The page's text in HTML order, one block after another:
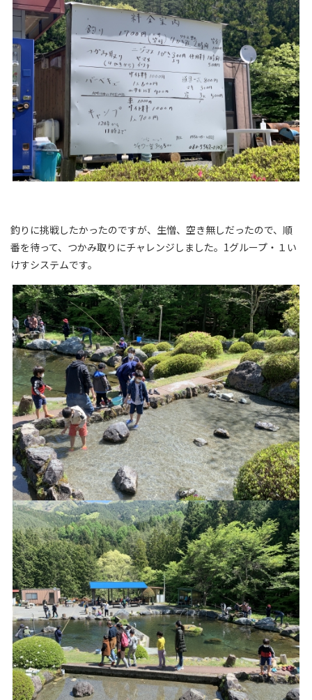
釣りに挑戦したかったのですが、生憎、空き無しだったので、順
番を待って、つかみ取りにチャレンジしました。1グループ・１い
けすシステムです。